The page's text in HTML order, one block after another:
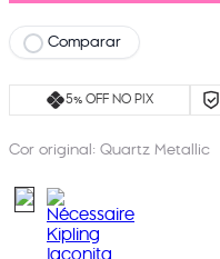
Comparar
5% OFF NO PIX
Cor original: Quartz Metallic